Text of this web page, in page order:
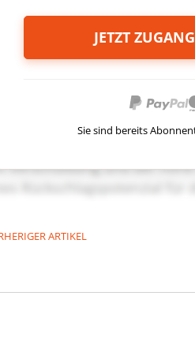
JETZT
Sie sind bereits
ARTIKEL